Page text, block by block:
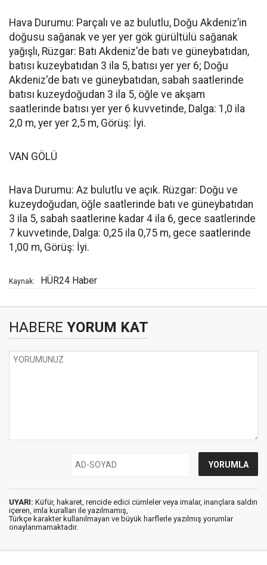
Hava Durumu: Parçalı ve az bulutlu, Doğu Akdeniz’in
doğusu sağanak ve yer yer gök gürültülü sağanak
yağışlı, Rüzgar: Batı Akdeniz'de batı ve güneybatıdan,
batısı kuzeybatıdan 3 ila 5, batısı yer yer 6; Doğu
Akdeniz'de batı ve güneybatıdan, sabah saatlerinde
batısı kuzeydoğudan 3 ila 5, öğle ve akşam
saatlerinde batısı yer yer 6 kuvvetinde, Dalga: 1,0 ila
2,0 m, yer yer 2,5 m, Görüş: İyi.
VAN GÖLÜ
Hava Durumu: Az bulutlu ve açık. Rüzgar: Doğu ve
kuzeydoğudan, öğle saatlerinde batı ve güneybatıdan
3 ila 5, sabah saatlerine kadar 4 ila 6, gece saatlerinde
7 kuvvetinde, Dalga: 0,25 ila 0,75 m, gece saatlerinde
1,00 m, Görüş: İyi.
Kaynak: HÜR24 Haber
HABERE YORUM KAT
UYARI: Küfür, hakaret, rencide edici cümleler veya imalar, inançlara saldırı
içeren, imla kuralları ile yazılmamış,
Türkçe karakter kullanılmayan ve büyük harflerle yazılmış yorumlar
onaylanmamaktadır.